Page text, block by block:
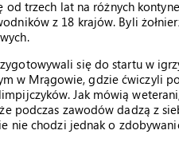
od trzech lat na różnych
z 18 krajów. Byli
się do startu w
w Mrągowie, gdzie ćwiczyli
Jak mówią
podczas zawodów dadzą z
nie chodzi jednak o